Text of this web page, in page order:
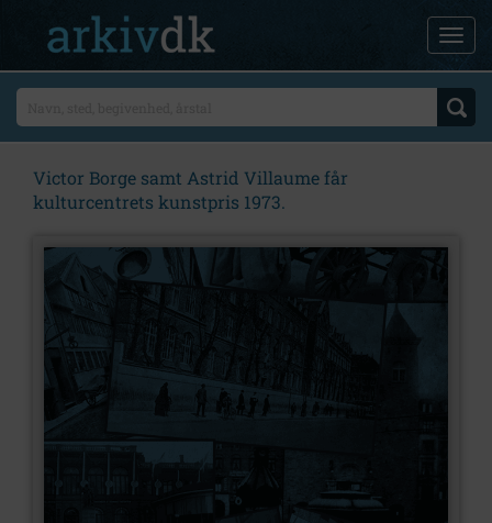
Victor Borge samt Astrid Villaume får
kulturcentrets kunstpris 1973.